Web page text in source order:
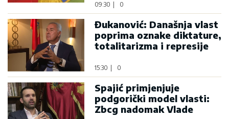
09:30 0
Đukanović: Današnja vlast
poprima oznake diktature,
totalitarizma i represije
15:30 0
Spajić primjenjuje
podgorički model vlasti:
Zbcg nadomak Vlade